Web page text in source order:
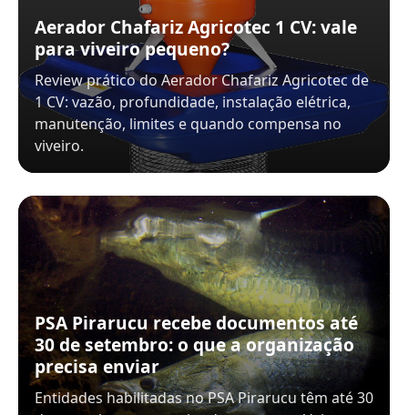
Aerador Chafariz Agricotec 1 CV: vale
para viveiro pequeno?
Review prático do Aerador Chafariz Agricotec de
1 CV: vazão, profundidade, instalação elétrica,
manutenção, limites e quando compensa no
viveiro.
PSA Pirarucu recebe documentos até
30 de setembro: o que a organização
precisa enviar
Entidades habilitadas no PSA Pirarucu têm até 30